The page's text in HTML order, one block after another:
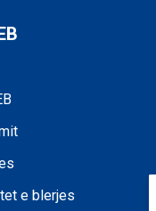
e blerjes